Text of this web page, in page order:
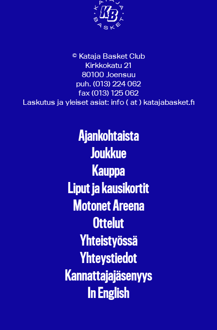
© Kataja Basket Club
Kirkkokatu 21
80100 Joensuu
puh. (013) 224 062
fax (013) 125 062
Laskutus ja yleiset asiat: info ( at ) katajabasket.fi
Ajankohtaista
Joukkue
Kauppa
Liput ja kausikortit
Motonet Areena
Ottelut
Yhteistyössä
Yhteystiedot
Kannattajajäsenyys
In English